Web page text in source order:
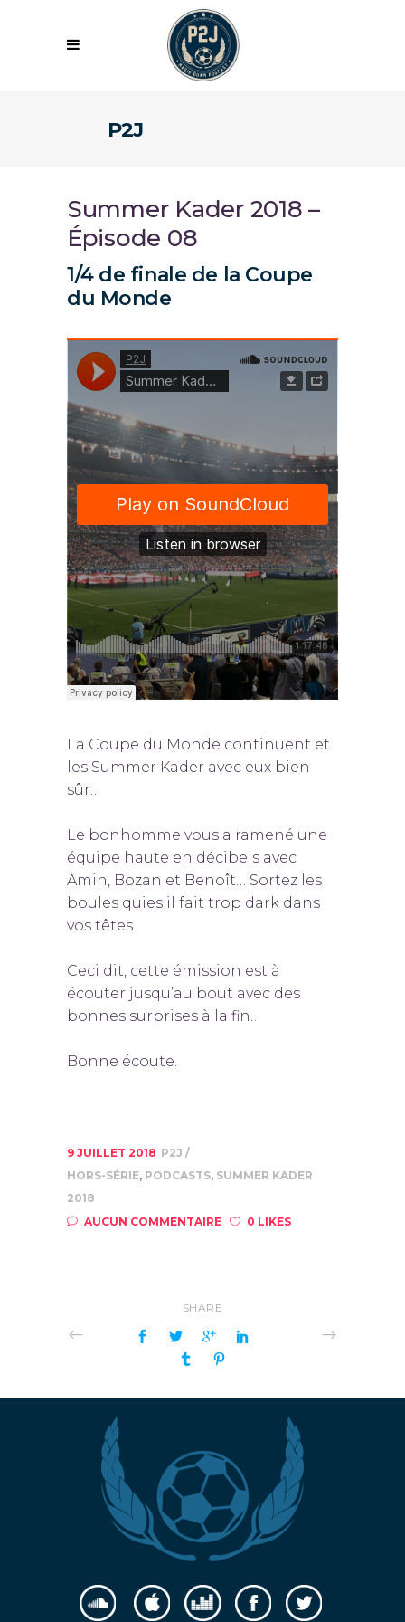
P2J
Summer Kader 2018 –
Épisode 08
1/4 de finale de la Coupe
du Monde
La Coupe du Monde continuent et
les Summer Kader avec eux bien
sûr…
Le bonhomme vous a ramené une
équipe haute en décibels avec
Amin, Bozan et Benoît… Sortez les
boules quies il fait trop dark dans
vos têtes.
Ceci dit, cette émission est à
écouter jusqu’au bout avec des
bonnes surprises à la fin…
Bonne écoute.
9 JUILLET 2018 P2J
HORS-SÉRIE, PODCASTS, SUMMER KADER
2018
AUCUN COMMENTAIRE
0 LIKES
SHARE